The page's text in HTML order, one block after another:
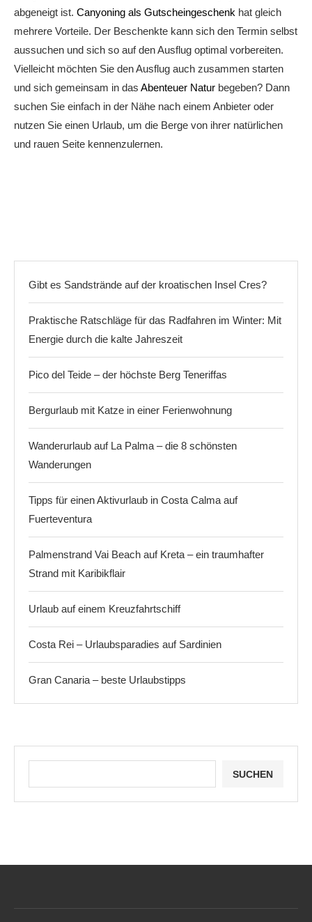
abgeneigt ist. Canyoning als Gutscheingeschenk hat gleich
mehrere Vorteile. Der Beschenkte kann sich den Termin selbst
aussuchen und sich so auf den Ausflug optimal vorbereiten.
Vielleicht möchten Sie den Ausflug auch zusammen starten
und sich gemeinsam in das Abenteuer Natur begeben? Dann
suchen Sie einfach in der Nähe nach einem Anbieter oder
nutzen Sie einen Urlaub, um die Berge von ihrer natürlichen
und rauen Seite kennenzulernen.
Gibt es Sandstrände auf der kroatischen Insel Cres?
Praktische Ratschläge für das Radfahren im Winter: Mit
Energie durch die kalte Jahreszeit
Pico del Teide – der höchste Berg Teneriffas
Bergurlaub mit Katze in einer Ferienwohnung
Wanderurlaub auf La Palma – die 8 schönsten
Wanderungen
Tipps für einen Aktivurlaub in Costa Calma auf
Fuerteventura
Palmenstrand Vai Beach auf Kreta – ein traumhafter
Strand mit Karibikflair
Urlaub auf einem Kreuzfahrtschiff
Costa Rei – Urlaubsparadies auf Sardinien
Gran Canaria – beste Urlaubstipps
SUCHEN